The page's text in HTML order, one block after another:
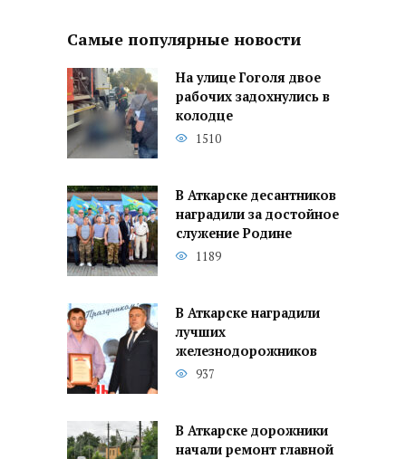
Самые популярные новости
На улице Гоголя двое
рабочих задохнулись в
колодце
1510
В Аткарске десантников
наградили за достойное
служение Родине
1189
В Аткарске наградили
лучших
железнодорожников
937
В Аткарске дорожники
начали ремонт главной